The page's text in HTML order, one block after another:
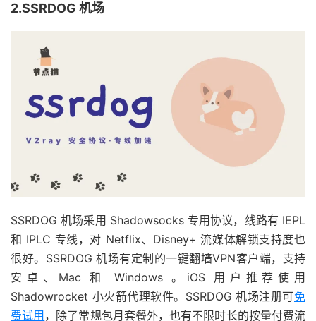
2.SSRDOG 机场
SSRDOG 机场采用 Shadowsocks 专用协议，线路有 IEPL
和 IPLC 专线，对 Netflix、Disney+ 流媒体解锁支持度也
很好。SSRDOG 机场有定制的一键翻墙VPN客户端，支持
安卓、Mac 和 Windows 。iOS 用户推荐使用
Shadowrocket 小火箭代理软件。SSRDOG 机场注册可免
费试用 ，除了常规包月套餐外，也有不限时长的按量付费流